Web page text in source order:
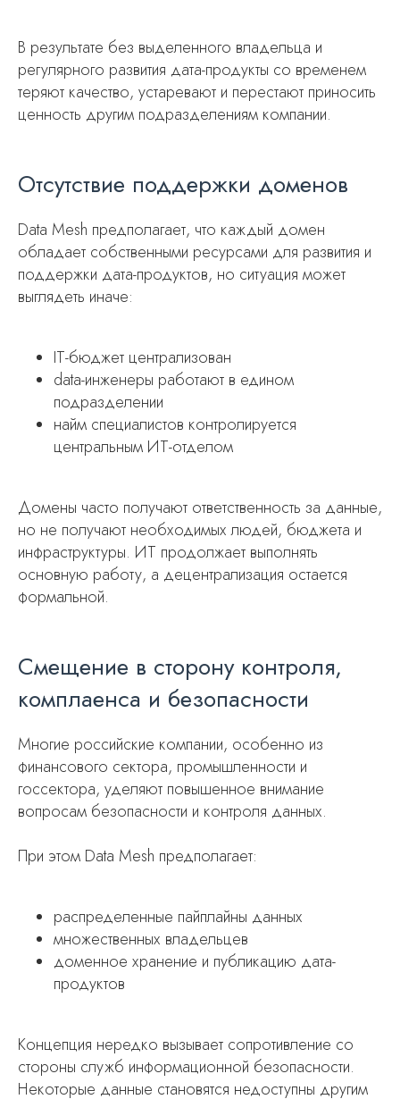
В результате без выделенного владельца и
регулярного развития дата-продукты со временем
теряют качество, устаревают и перестают приносить
ценность другим подразделениям компании.
Отсутствие поддержки доменов
Data Mesh предполагает, что каждый домен
обладает собственными ресурсами для развития и
поддержки дата-продуктов, но ситуация может
выглядеть иначе:
IT-бюджет централизован
data-инженеры работают в едином
подразделении
найм специалистов контролируется
центральным ИТ-отделом
Домены часто получают ответственность за данные,
но не получают необходимых людей, бюджета и
инфраструктуры. ИТ продолжает выполнять
основную работу, а децентрализация остается
формальной.
Смещение в сторону контроля,
комплаенса и безопасности
Многие российские компании, особенно из
финансового сектора, промышленности и
госсектора, уделяют повышенное внимание
вопросам безопасности и контроля данных.
При этом Data Mesh предполагает:
распределенные пайплайны данных
множественных владельцев
доменное хранение и публикацию дата-
продуктов
Концепция нередко вызывает сопротивление со
стороны служб информационной безопасности.
Некоторые данные становятся недоступны другим